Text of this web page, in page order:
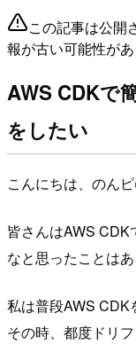
この記事は公開
報が古い可能性が
AWS CDKで
をしたい
こんにちは、のん
皆さんはAWS
なと思ったことは
私は普段AWS CDK
その時、都度ドリ